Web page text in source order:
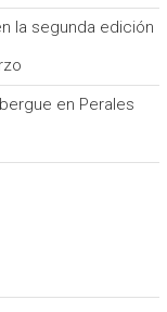
la segunda edición
en Perales